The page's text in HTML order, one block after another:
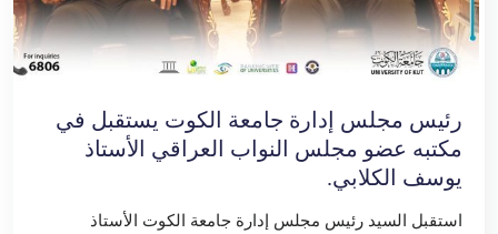
رئيس مجلس إدارة جامعة الكوت يستقبل في
مكتبه عضو مجلس النواب العراقي الأستاذ
يوسف الكلابي.
استقبل السيد رئيس مجلس إدارة جامعة الكوت الأستاذ